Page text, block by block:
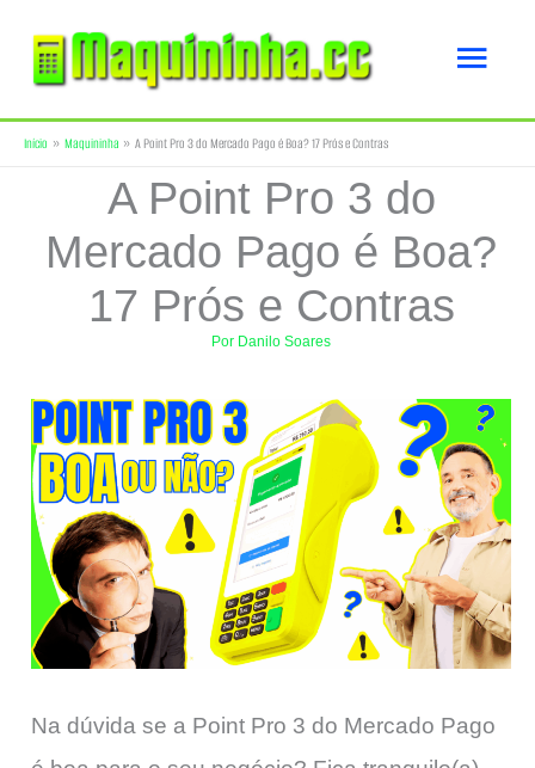
para
conteúdo
Início Maquininha A Point Pro 3 do Mercado Pago é Boa? 17 Prós e Contras
A Point Pro 3 do
Mercado Pago é Boa?
17 Prós e Contras
Por Danilo Soares
Na dúvida se a Point Pro 3 do Mercado Pago